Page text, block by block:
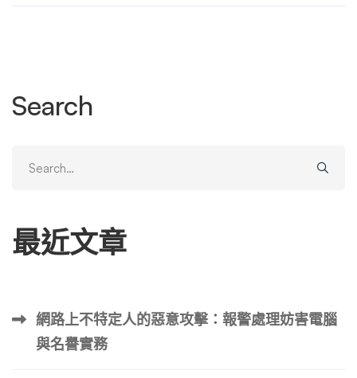
一、不是 Google 不幫忙，而是整個生態系都在跟內容刪除
種認知落差來自於對搜尋引擎運作邏輯的誤解。Google 的
新爬取該網址、發現狀態碼變成 404 或 410，才會將該筆
資料從索引庫中移除。這個過程快則數天，慢則數週，端看
到數十甚至數百個不同的網域上，而這些網域對 Google 來
說都是「獨立的網頁」，必須一個一個去處理。這才是幣圈
Search
for:
最近文章
網路上不特定人的惡意攻擊：報警處理妨害電腦
與名譽實務